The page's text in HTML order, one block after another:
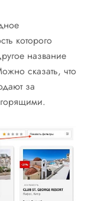
которого
название
сказать, что
за